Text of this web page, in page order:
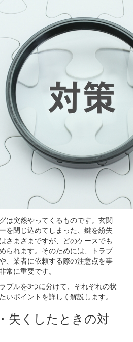
は突然やってくるものです。玄関
を閉じ込めてしまった、鍵を紛失
さまざまですが、どのケースでも
られます。そのためには、トラブ
、業者に依頼する際の注意点を事
常に重要です。
ブルを3つに分けて、それぞれの状
いポイントを詳しく解説します。
失くしたときの対